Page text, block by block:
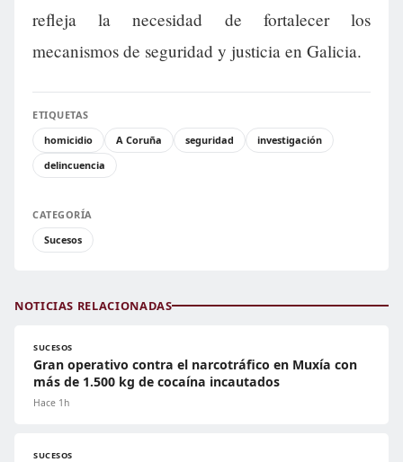
refleja la necesidad de fortalecer los
mecanismos de seguridad y justicia en Galicia.
ETIQUETAS
homicidio
A Coruña seguridad
investigación
delincuencia
CATEGORÍA
Sucesos
NOTICIAS RELACIONADAS
SUCESOS
Gran operativo contra el narcotráfico en Muxía con
más de 1.500 kg de cocaína incautados
Hace 1h
SUCESOS